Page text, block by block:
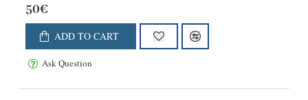
50€
ADD TO CART
Ask Question